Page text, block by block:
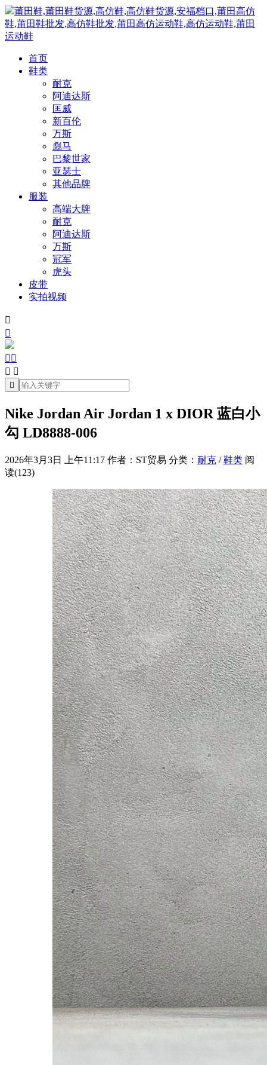
莆田鞋,莆田鞋货源,高仿鞋,高仿鞋货源,安福档口,莆田高仿
鞋,莆田鞋批发,高仿鞋批发,莆田高仿运动鞋,高仿运动鞋,莆田
运动鞋
首页
鞋类
耐克
阿迪达斯
匡威
新百伦
万斯
彪马
巴黎世家
亚瑟士
其他品牌
服装
高端大牌
耐克
阿迪达斯
万斯
冠军
虎头
皮带
实拍视频


 
 

Nike Jordan Air Jordan 1 x DIOR 蓝白小
勾 LD8888-006
2026年3月3日 上午11:17 作者：ST贸易 分类： 耐克 /鞋类 阅
读(123)